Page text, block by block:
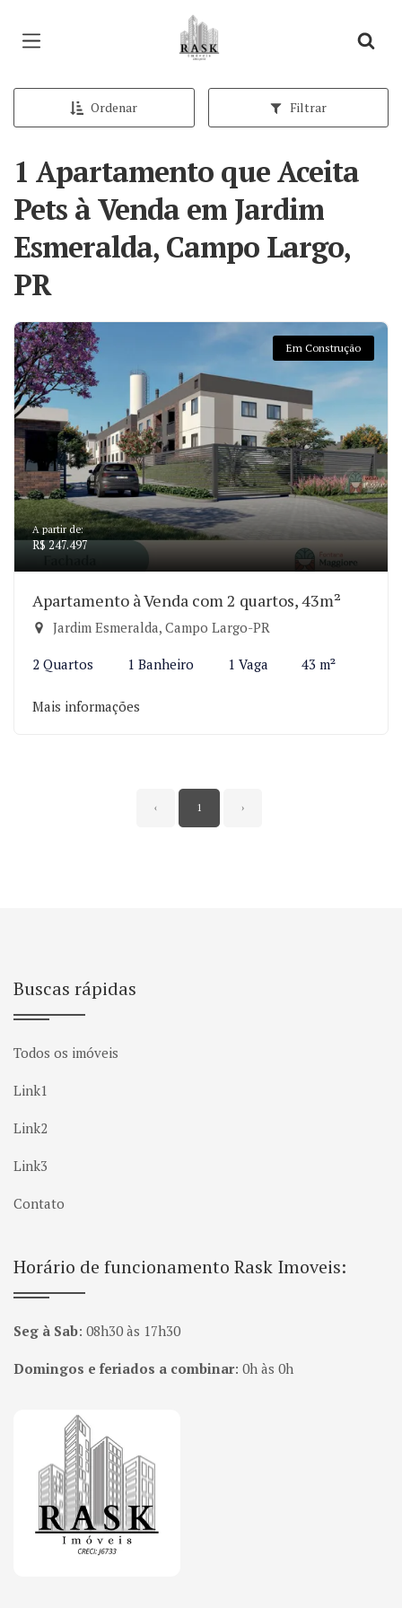
Página inicial
Ordenar Filtrar
1 Apartamento que Aceita
Pets à Venda em Jardim
Esmeralda, Campo Largo,
PR
Em Construção
A partir de:
R$ 247.497
Apartamento à Venda com 2 quartos, 43m²
Jardim Esmeralda, Campo Largo-PR
2 Quartos 1 Banheiro 1 Vaga 43 m²
Mais informações
‹ 1 ›
Buscas rápidas
Todos os imóveis
Link1
Link2
Link3
Contato
Horário de funcionamento Rask Imoveis:
Seg à Sab: 08h30 às 17h30
Domingos e feriados a combinar: 0h às 0h
Página inicial